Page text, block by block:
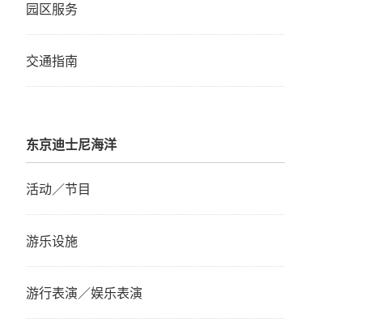
园区服务
交通指南
东京迪士尼海洋
活动／节目
游乐设施
游行表演／娱乐表演